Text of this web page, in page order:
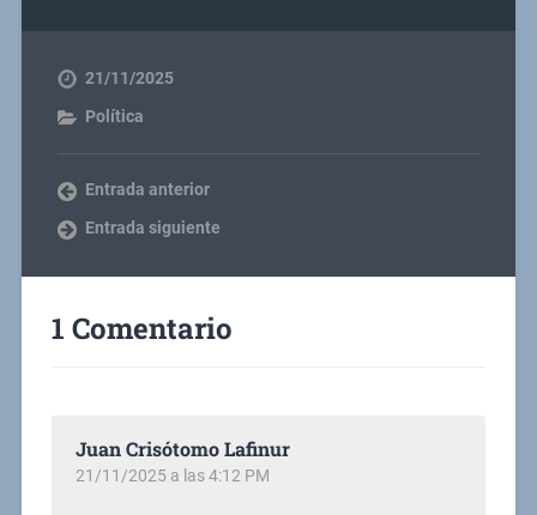
21/11/2025
Política
Entrada anterior
Entrada siguiente
1 Comentario
Juan Crisótomo Lafinur
21/11/2025 a las 4:12 PM